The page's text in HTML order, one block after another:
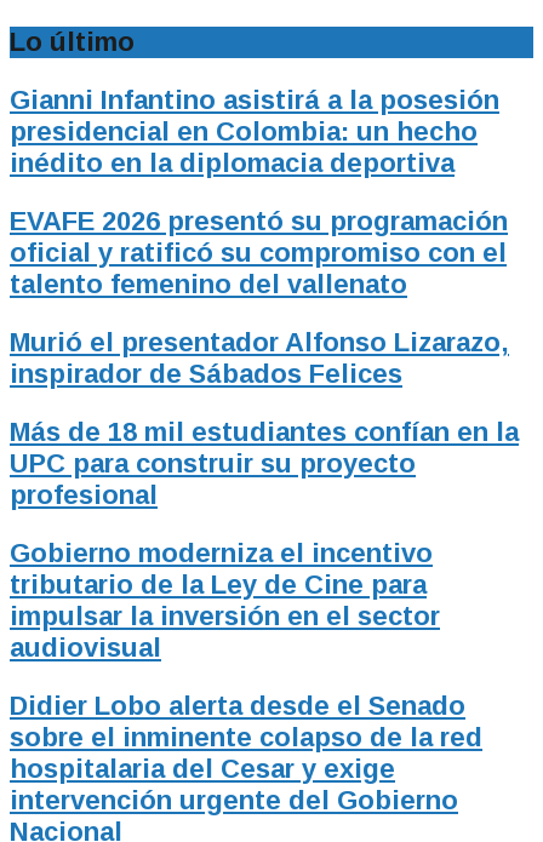
Lo último
Gianni Infantino asistirá a la posesión
presidencial en Colombia: un hecho
inédito en la diplomacia deportiva
EVAFE 2026 presentó su programación
oficial y ratificó su compromiso con el
talento femenino del vallenato
Murió el presentador Alfonso Lizarazo,
inspirador de Sábados Felices
Más de 18 mil estudiantes confían en la
UPC para construir su proyecto
profesional
Gobierno moderniza el incentivo
tributario de la Ley de Cine para
impulsar la inversión en el sector
audiovisual
Didier Lobo alerta desde el Senado
sobre el inminente colapso de la red
hospitalaria del Cesar y exige
intervención urgente del Gobierno
Nacional